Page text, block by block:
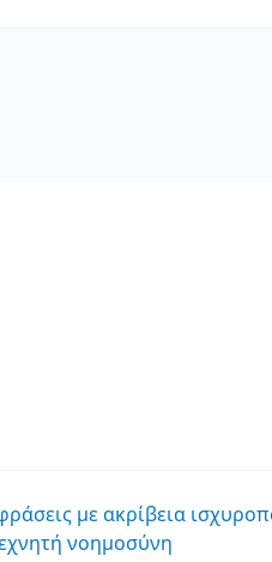
με ακρίβεια
νοημοσύνη